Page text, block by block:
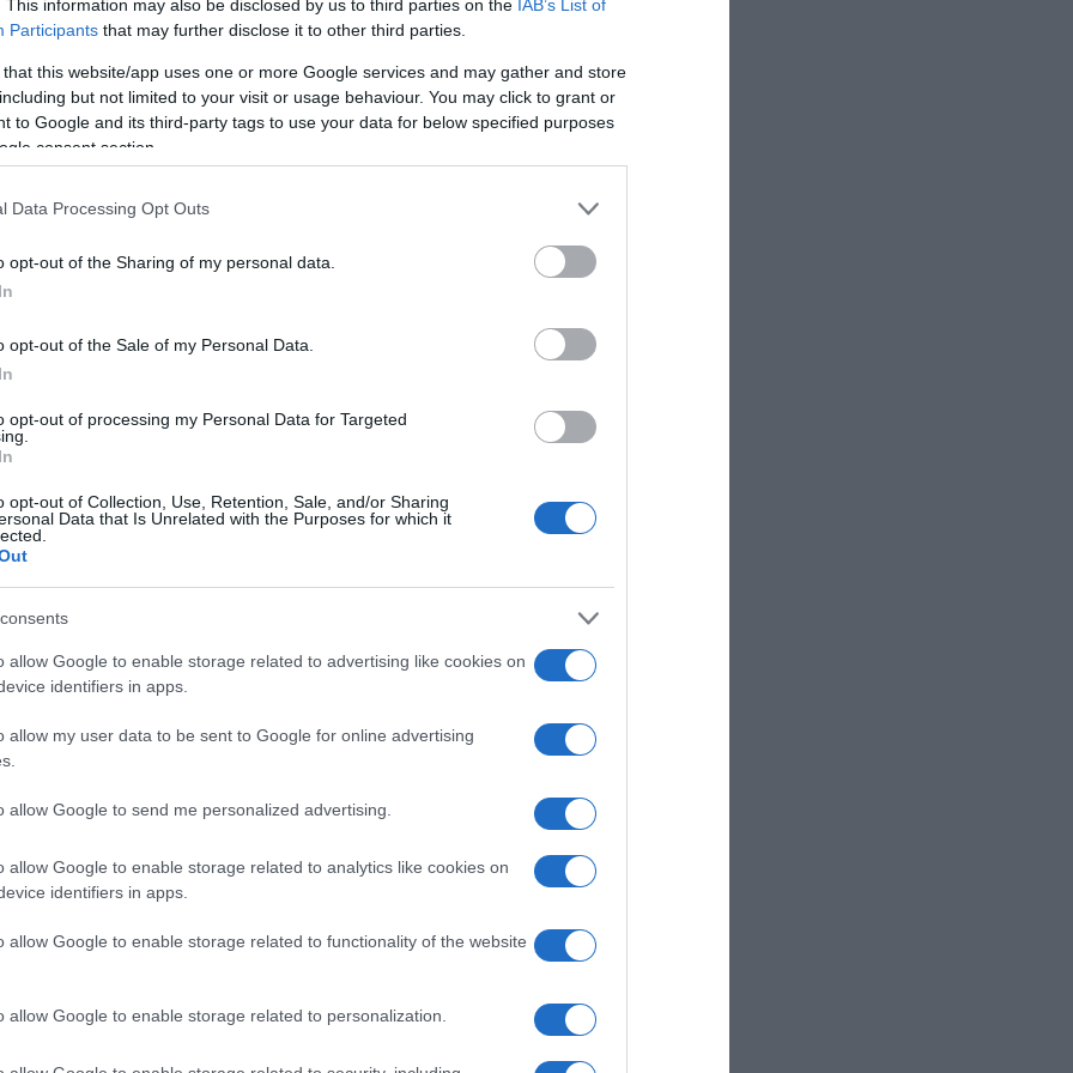
This information may also be disclosed by us to third parties on the IAB’s List of
Participants that may further disclose it to other third parties.
that this website/app uses one or more Google services and may gather and store
but not limited to your visit or usage behaviour. You may click to grant or
to Google and its third-party tags to use your data for below specified purposes
consent section.
Data Processing Opt Outs
opt-out of the Sharing of my personal data.
opt-out of the Sale of my Personal Data.
opt-out of processing my Personal Data for Targeted
opt-out of Collection, Use, Retention, Sale, and/or Sharing
Data that Is Unrelated with the Purposes for which it
allow Google to enable storage related to advertising like cookies on
identifiers in apps.
allow my user data to be sent to Google for online advertising
allow Google to send me personalized advertising.
allow Google to enable storage related to analytics like cookies on
identifiers in apps.
allow Google to enable storage related to functionality of the website
allow Google to enable storage related to personalization.
- 06:52
ηλεκτρικά αυτοκίνητα: Γιατί
21% φθηνότερα σε σχέση με αυτά των Ευρωπαίων
- 15:01
στην Κίνα από τη φωτιά που
σε εργοστάσιο υποδημάτων: Στους
οι νεκροί, σοκαριστικές εικόνες
μάχη με τις φλόγες οι πυροσβεστικές δυνάμεις
- 18:11
Πυρκαγιά σε εργοστάσιο παπουτσιών
επαρχία Φουτζιάν με νεκρούς και
(βίντεο)
από το ισόγειο που είναι αποθηκευμένα εύφλεκτα υλικά